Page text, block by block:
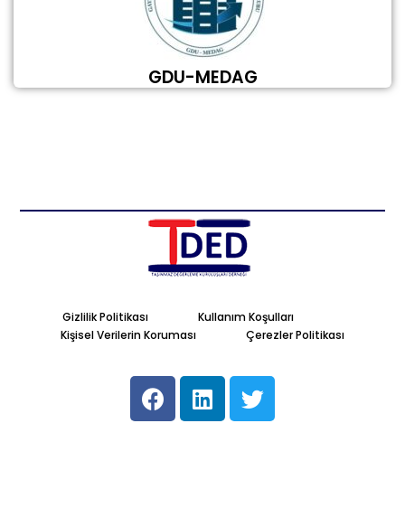
GDU-MEDAG
Gizlilik Politikası
Kullanım Koşulları
Kişisel Verilerin Koruması
Çerezler Politikası